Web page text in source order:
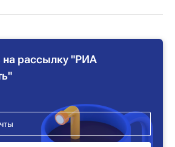
рассылку "РИА